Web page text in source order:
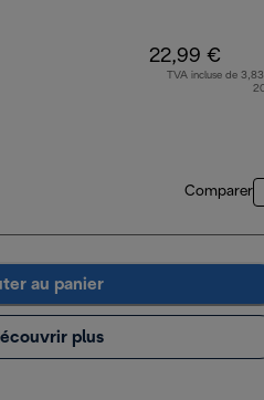
22,99 €
TVA incluse de
Comparer
au panier
plus